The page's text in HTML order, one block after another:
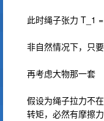
此时绳子张力 T_1
非自然情况下，只
再考虑大物那一套
假设为绳子拉力不
转矩，必然有摩擦